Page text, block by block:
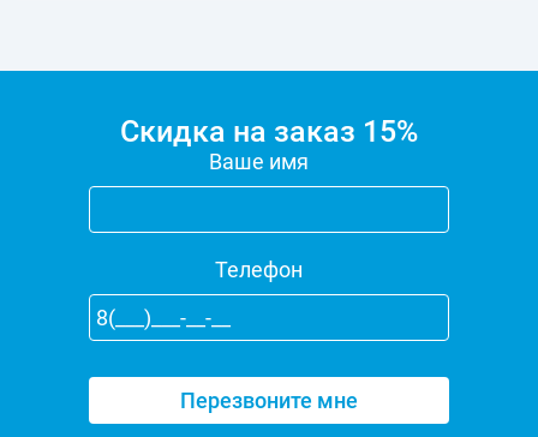
Скидка на заказ 15%
Ваше имя
Телефон